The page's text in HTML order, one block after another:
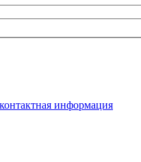
контактная информация